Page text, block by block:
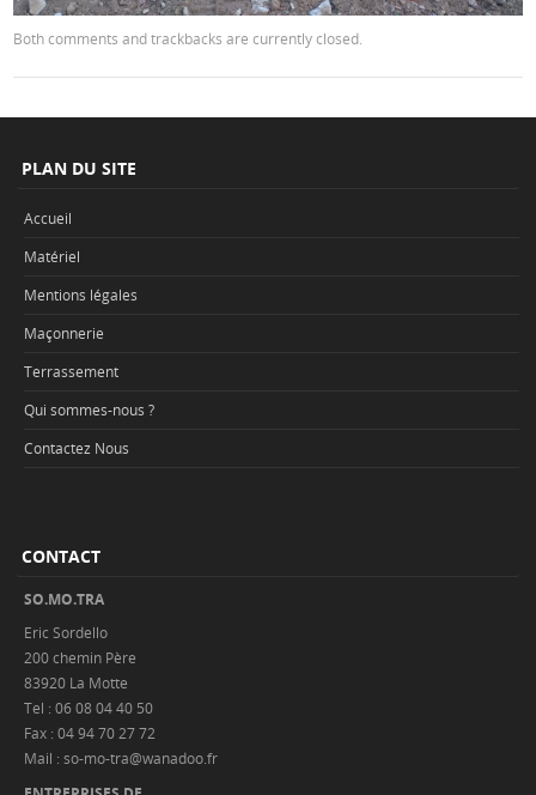
Both comments and trackbacks are currently closed.
PLAN DU SITE
Accueil
Matériel
Mentions légales
Maçonnerie
Terrassement
Qui sommes-nous ?
Contactez Nous
CONTACT
SO.MO.TRA
Eric Sordello
200 chemin Père
83920 La Motte
Tel : 06 08 04 40 50
Fax : 04 94 70 27 72
Mail : so-mo-tra@wanadoo.fr